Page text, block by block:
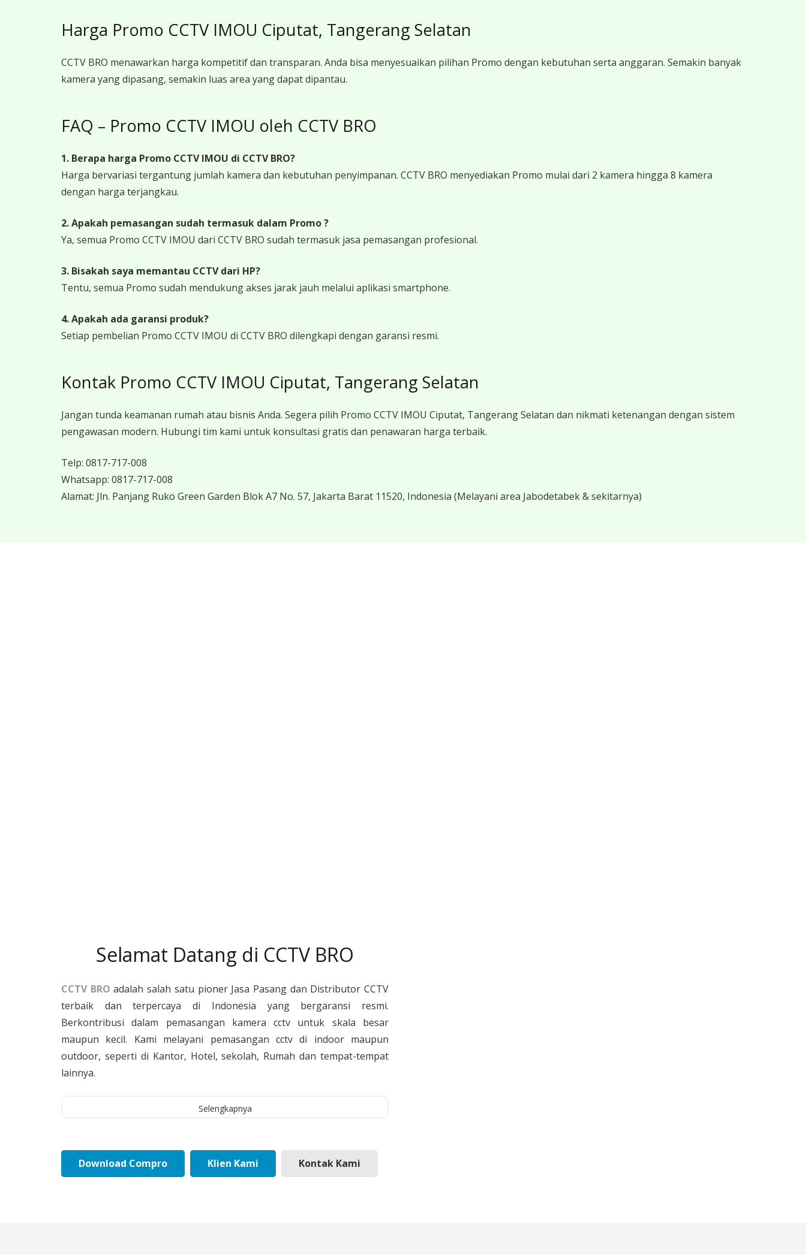
Harga Promo CCTV IMOU Ciputat, Tangerang Selatan
CCTV BRO menawarkan harga kompetitif dan transparan. Anda bisa menyesuaikan pilihan Promo dengan kebutuhan serta anggaran. Semakin banyak
kamera yang dipasang, semakin luas area yang dapat dipantau.
FAQ – Promo CCTV IMOU oleh CCTV BRO
1. Berapa harga Promo CCTV IMOU di CCTV BRO?
Harga bervariasi tergantung jumlah kamera dan kebutuhan penyimpanan. CCTV BRO menyediakan Promo mulai dari 2 kamera hingga 8 kamera
dengan harga terjangkau.
2. Apakah pemasangan sudah termasuk dalam Promo ?
Ya, semua Promo CCTV IMOU dari CCTV BRO sudah termasuk jasa pemasangan profesional.
3. Bisakah saya memantau CCTV dari HP?
Tentu, semua Promo sudah mendukung akses jarak jauh melalui aplikasi smartphone.
4. Apakah ada garansi produk?
Setiap pembelian Promo CCTV IMOU di CCTV BRO dilengkapi dengan garansi resmi.
Kontak Promo CCTV IMOU Ciputat, Tangerang Selatan
Jangan tunda keamanan rumah atau bisnis Anda. Segera pilih Promo CCTV IMOU Ciputat, Tangerang Selatan dan nikmati ketenangan dengan sistem
pengawasan modern. Hubungi tim kami untuk konsultasi gratis dan penawaran harga terbaik.
Telp: 0817-717-008
Whatsapp: 0817-717-008
Alamat: Jln. Panjang Ruko Green Garden Blok A7 No. 57, Jakarta Barat 11520, Indonesia (Melayani area Jabodetabek & sekitarnya)
Selamat Datang di CCTV BRO
CCTV BRO adalah salah satu pioner Jasa Pasang dan Distributor CCTV
terbaik dan terpercaya di Indonesia yang bergaransi resmi.
Berkontribusi dalam pemasangan kamera cctv untuk skala besar
maupun kecil. Kami melayani pemasangan cctv di indoor maupun
outdoor, seperti di Kantor, Hotel, sekolah, Rumah dan tempat-tempat
lainnya.
Selengkapnya
Download Compro Klien Kami Kontak Kami